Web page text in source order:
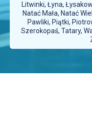
Litwinki, Łyna,
Natać Mała, Natać
Pawliki, Piątki,
Szerokopaś, Tatary,